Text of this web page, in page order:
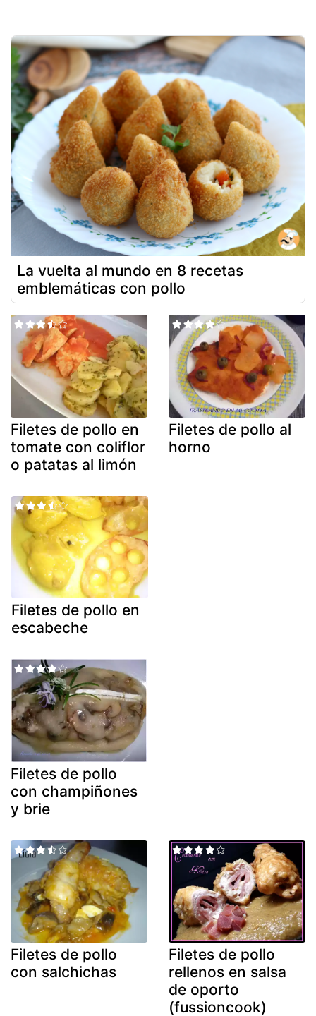
La vuelta al mundo en 8 recetas
emblemáticas con pollo
Filetes de pollo en
tomate con coliflor
o patatas al limón
Filetes de pollo al
horno
Filetes de pollo en
escabeche
Filetes de pollo
con champiñones
y brie
Filetes de pollo
con salchichas
Filetes de pollo
rellenos en salsa
de oporto
(fussioncook)